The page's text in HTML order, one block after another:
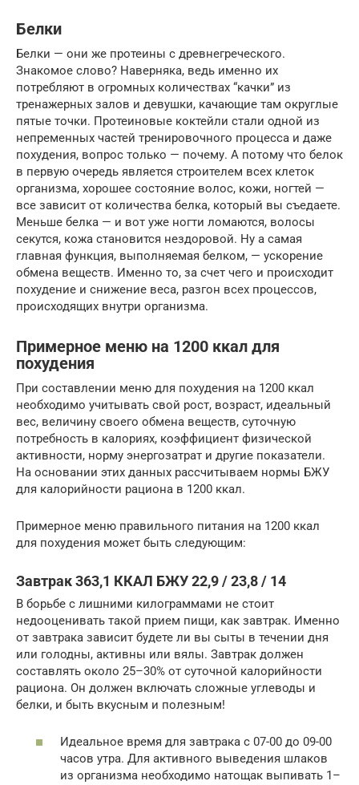
Белки
Белки — они же протеины с древнегреческого.
Знакомое слово? Наверняка, ведь именно их
потребляют в огромных количествах “качки” из
тренажерных залов и девушки, качающие там округлые
пятые точки. Протеиновые коктейли стали одной из
непременных частей тренировочного процесса и даже
похудения, вопрос только — почему. А потому что белок
в первую очередь является строителем всех клеток
организма, хорошее состояние волос, кожи, ногтей —
все зависит от количества белка, который вы съедаете.
Меньше белка — и вот уже ногти ломаются, волосы
секутся, кожа становится нездоровой. Ну а самая
главная функция, выполняемая белком, — ускорение
обмена веществ. Именно то, за счет чего и происходит
похудение и снижение веса, разгон всех процессов,
происходящих внутри организма.
Примерное меню на 1200 ккал для
похудения
При составлении меню для похудения на 1200 ккал
необходимо учитывать свой рост, возраст, идеальный
вес, величину своего обмена веществ, суточную
потребность в калориях, коэффициент физической
активности, норму энергозатрат и другие показатели.
На основании этих данных рассчитываем нормы БЖУ
для калорийности рациона в 1200 ккал.
Примерное меню правильного питания на 1200 ккал
для похудения может быть следующим:
Завтрак 363,1 ККАЛ БЖУ 22,9 / 23,8 / 14
В борьбе с лишними килограммами не стоит
недооценивать такой прием пищи, как завтрак. Именно
от завтрака зависит будете ли вы сыты в течении дня
или голодны, активны или вялы. Завтрак должен
составлять около 25–30% от суточной калорийности
рациона. Он должен включать сложные углеводы и
белки, и быть вкусным и полезным!
Идеальное время для завтрака с 07-00 до 09-00
часов утра. Для активного выведения шлаков
из организма необходимо натощак выпивать 1–